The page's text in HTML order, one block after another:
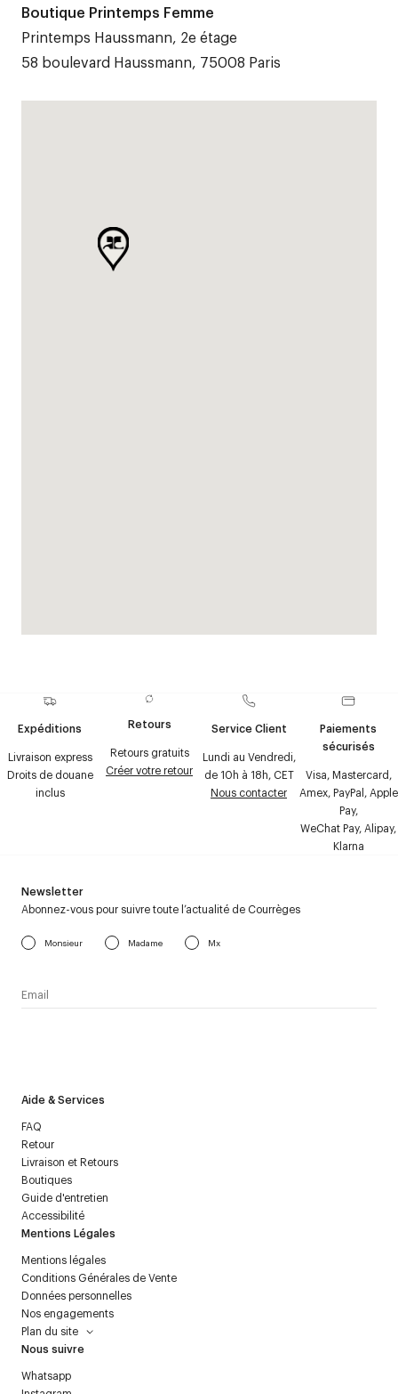
Boutique Printemps Femme
Printemps Haussmann, 2e étage
58 boulevard Haussmann, 75008 Paris
Expéditions
Livraison express
Droits de douane
inclus
Retours
Retours gratuits
Créer votre retour
Service Client
Lundi au Vendredi,
de 10h à 18h, CET
Nous contacter
Paiements
sécurisés
Visa, Mastercard,
Amex, PayPal, Apple
Pay,
WeChat Pay, Alipay,
Klarna
Aide & Services
FAQ
Retour
Livraison et Retours
Boutiques
Guide d'entretien
Accessibilité
Mentions Légales
Mentions légales
Conditions Générales de Vente
Données personnelles
Nos engagements
Plan du site
Nous suivre
Whatsapp
Newsletter
Abonnez-vous pour suivre toute l’actualité de Courrèges
Monsieur Madame Mx